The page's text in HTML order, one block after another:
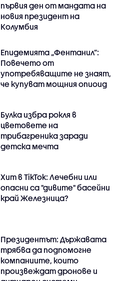
първия ден от мандата на
новия президент на
Колумбия
Епидемията „Фентанил”:
Повечето от
употребяващите не знаят,
че купуват мощния опиоид
Булка избра рокля в
цветовете на
трибагреника заради
детска мечта
Хит в TikTok: Лечебни или
опасни са "дивите" басейни
край Железница?
Президентът: Държавата
трябва да подпомогне
компаниите, които
произвеждат дронове и